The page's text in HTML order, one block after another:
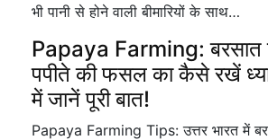
भी पानी से होने वाली बीमारियों के साथ…
Papaya Farming: बरसात
पपीते की फसल का कैसे रखें
में जानें पूरी बात!
Papaya Farming Tips: उत्तर भारत में